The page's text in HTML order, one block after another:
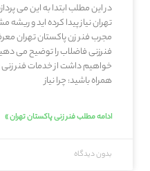
در این مطلب ابتدا به این می
تهران نیاز پیدا کرده اید و
مجرب فنر زن پاکستان تهران
فنرزنی فاضلاب را توضیح می
خواهیم داشت از خدمات فنر زنی
همراه باشید: چرا نیاز
ادامه مطلب فنر زنی پاکستان تهران »
بدون دیدگاه